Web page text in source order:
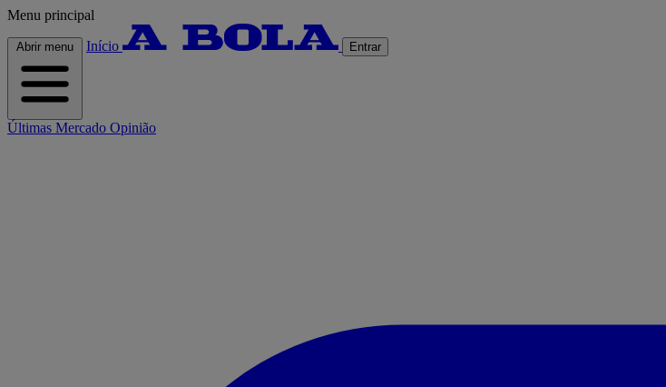
Menu principal
Abrir menu Início Entrar
Últimas Mercado Opinião